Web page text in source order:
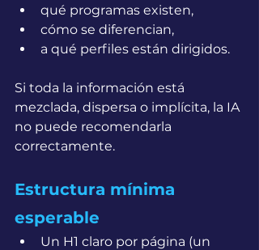
qué programas existen,
cómo se diferencian,
a qué perfiles están dirigidos.
Si toda la información está
mezclada, dispersa o implícita, la IA
no puede recomendarla
correctamente.
Estructura mínima
esperable
Un H1 claro por página (un